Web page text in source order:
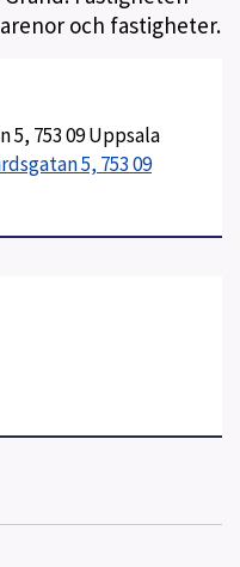
och fastigheter.
5, 753 09 Uppsala
5, 753 09